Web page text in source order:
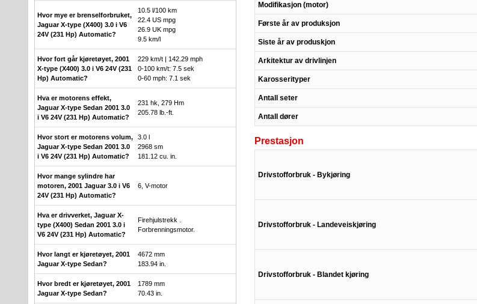
Hvor mye er brenselforbruket,
Jaguar X-type (X400) 3.0 i V6
24V (231 Hp) Automatic?
10.5 l/100 km
22.4 US mpg
26.9 UK mpg
9.5 km/l
Hvor fort går kjøretøyet, 2001
X-type (X400) 3.0 i V6 24V (231
Hp) Automatic?
229 km/t | 142.29 mph
0-100 km/t: 7.5 sek
0-60 mph: 7.1 sek
Hva er motorens effekt,
Jaguar X-type Sedan 2001 3.0
i V6 24V (231 Hp) Automatic?
231 hk, 279 Hm
205.78 lb.-ft.
Hvor stort er motorens volum,
Jaguar X-type Sedan 2001 3.0
i V6 24V (231 Hp) Automatic?
3.0 l
2968 sm
181.12 cu. in.
Hvor mange sylindre har
motoren, 2001 Jaguar 3.0 i V6
24V (231 Hp) Automatic?
6, V-motor
Hva er drivverket, Jaguar X-
type (X400) Sedan 2001 3.0 i
V6 24V (231 Hp) Automatic?
Firehjulstrekk .
Forbrenningsmotor.
Hvor langt er kjøretøyet, 2001
Jaguar X-type Sedan?
4672 mm
183.94 in.
Hvor bredt er kjøretøyet, 2001
Jaguar X-type Sedan?
1789 mm
70.43 in.
Modifikasjon (motor)
Første år av produksjon
Siste år av produskjon
Arkitektur av drivlinjen
Karosserityper
Antall seter
Antall dører
Prestasjon
Drivstofforbruk - Bykjøring
Drivstofforbruk - Landeveiskjøring
Drivstofforbruk - Blandet kjøring